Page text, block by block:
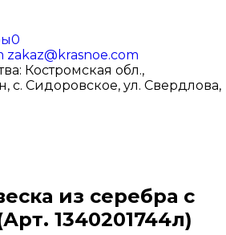
0
zakaz@krasnoe.com
Костромская обл.,
с. Сидоровское, ул. Свердлова,
из серебра с
1340201744л)